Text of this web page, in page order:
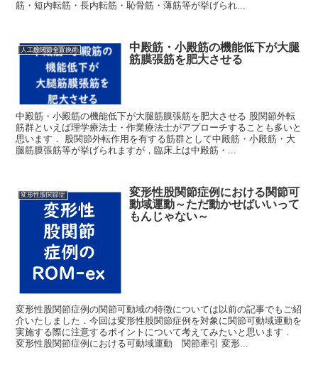
筋・短内転筋・長内転筋・恥骨筋・薄筋等が挙げられ...
人工股関節全置換術
中殿筋・小殿筋の機能低下が大腿
筋膜張筋を肥大させる
中殿筋・小殿筋の機能低下が大腿筋膜張筋を肥大させる 股関節外転
筋群といえば理学療法士・作業療法士がアプローチすることも多いと
思います． 股関節外転作用を有する筋群として中殿筋・小殿筋・大
腿筋膜張筋等が挙げられますが，臨床上は中殿筋・...
変形性股関節症
変形性股関節症例における関節可
動域運動～ただ動かせばいいって
もんじゃない～
変形性股関節症例の関節可動域の特徴については以前の記事でもご紹
介いたしました．今回は変形性股関節症例を対象に関節可動域運動を
実施する際に注意するポイントについて考えてみたいと思います．
変形性股関節症例における可動域運動 関節牽引 変形...